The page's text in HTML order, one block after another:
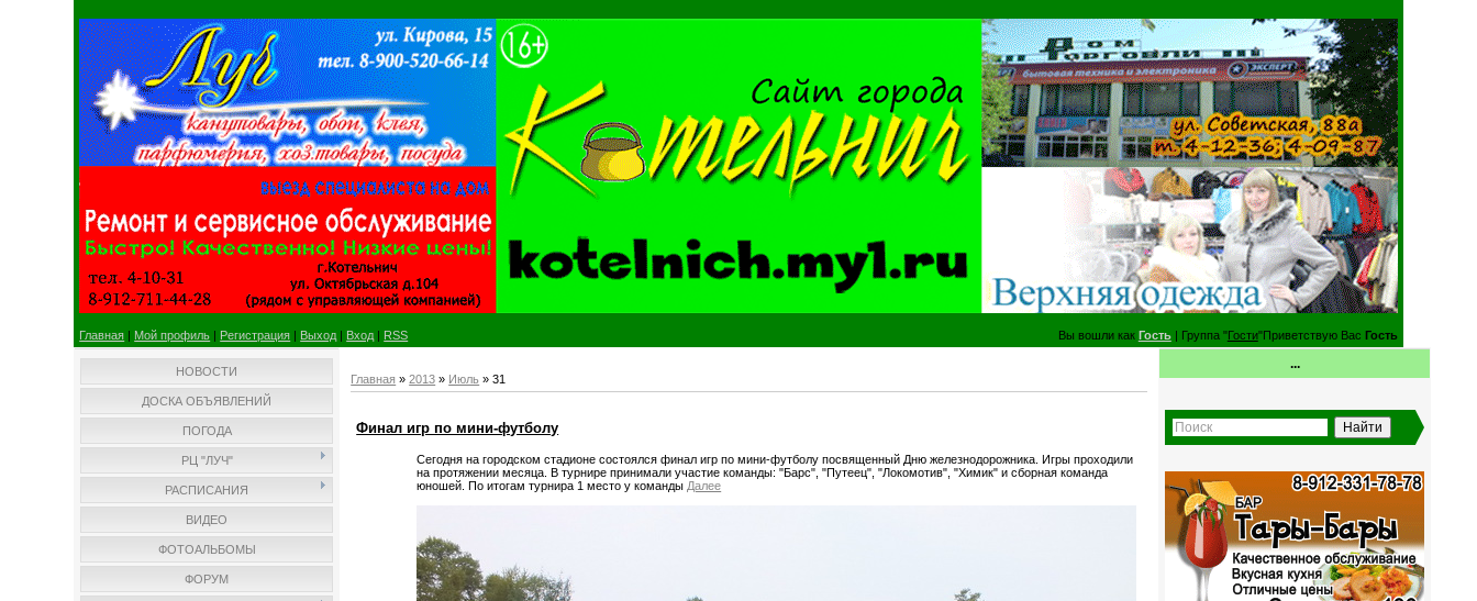
Главная | Мой профиль | Регистрация | Выход | Вход | RSS Вы вошли как Гость| Группа "Гости"Приветствую Вас Гость
НОВОСТИ
ДОСКА ОБЪЯВЛЕНИЙ
ПОГОДА
РЦ "ЛУЧ"
РАСПИСАНИЯ
ВИДЕО
ФОТОАЛЬБОМЫ
ФОРУМ
Главная »2013 » Июль » 31
Финал игр по мини-футболу
Сегодня на городском стадионе состоялся финал игр по мини-футболу посвященный Дню железнодорожника. Игры проходили
на протяжении месяца. В турнире принимали участие команды: "Барс", "Путеец", "Локомотив", "Химик" и сборная команда
юношей. По итогам турнира 1 место у команды Далее
...